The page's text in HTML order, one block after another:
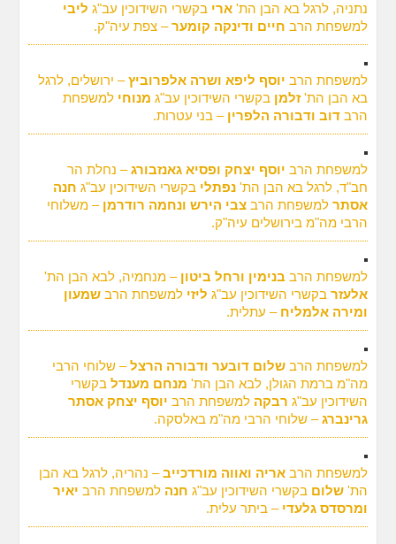
נתניה, לרגל בא הבן הת'ארי בקשרי השידוכין עב"ג ליבי
למשפחת הרב חיים ודינקה קומער– צפת עיה"ק.
למשפחת הרב יוסף ליפא ושרה אלפרוביץ– ירושלים, לרגל
בא הבן הת'זלמן בקשרי השידוכין עב"ג מנוחילמשפחת
הרבדוב ודבורה הלפרין – בני עטרות.
למשפחת הרב יוסף יצחק ופסיא גאנזבורג– נחלת הר
חב"ד, לרגל בא הבן הת'נפתלי בקשרי השידוכין עב"ג חנה
אסתר למשפחת הרבצבי הירש ונחמה רודרמן – משלוחי
הרבי מה"מ בירושלים עיה"ק.
למשפחת הרב בנימין ורחל ביטון – מנחמיה, לבא הבן הת'
אלעזר בקשרי השידוכין עב"ג ליזילמשפחת הרבשמעון
ומירה אלמליח – עתלית.
למשפחת הרבשלום דובער ודבורה הרצל– שלוחי הרבי
מה"מ ברמת הגולן, לבא הבן הת' מנחם מענדל בקשרי
השידוכין עב"ג רבקה למשפחת הרב יוסף יצחק אסתר
גרינברג– שלוחי הרבי מה"מ באלסקה.
למשפחת הרבאריה ואווה מורדכייב– נהריה, לרגל בא הבן
הת'שלוםבקשרי השידוכין עב"ג חנה למשפחת הרב יאיר
ומרסדס גלעדי – ביתר עלית.